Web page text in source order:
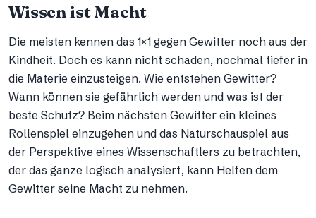
Wissen ist Macht
Die meisten kennen das 1×1 gegen Gewitter noch aus der
Kindheit. Doch es kann nicht schaden, nochmal tiefer in
die Materie einzusteigen. Wie entstehen Gewitter?
Wann können sie gefährlich werden und was ist der
beste Schutz? Beim nächsten Gewitter ein kleines
Rollenspiel einzugehen und das Naturschauspiel aus
der Perspektive eines Wissenschaftlers zu betrachten,
der das ganze logisch analysiert, kann Helfen dem
Gewitter seine Macht zu nehmen.